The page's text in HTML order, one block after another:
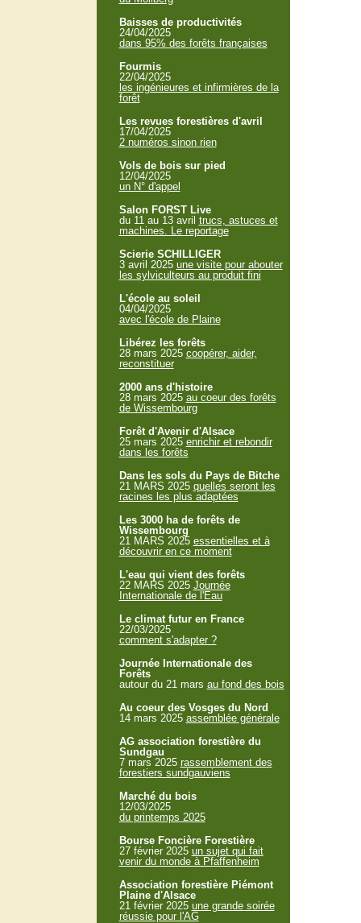
Baisses de productivités
24/04/2025
dans 95% des forêts françaises
Fourmis
22/04/2025
les ingénieures et infirmières de la
forêt
Les revues forestières d'avril
17/04/2025
2 numéros sinon rien
Vols de bois sur pied
12/04/2025
un N° d'appel
Salon FORST Live
du 11 au 13 avril trucs, astuces et
machines. Le reportage
Scierie SCHILLIGER
3 avril 2025 une visite pour abouter
les sylviculteurs au produit fini
L'école au soleil
04/04/2025
avec l'école de Plaine
Libérez les forêts
28 mars 2025 coopérer, aider,
reconstituer
2000 ans d'histoire
28 mars 2025 au coeur des forêts
de Wissembourg
Forêt d'Avenir d'Alsace
25 mars 2025 enrichir et rebondir
dans les forêts
Dans les sols du Pays de Bitche
21 MARS 2025 quelles seront les
racines les plus adaptées
Les 3000 ha de forêts de
Wissembourg
21 MARS 2025 essentielles et à
découvrir en ce moment
L'eau qui vient des forêts
22 MARS 2025 Journée
Internationale de l'Eau
Le climat futur en France
22/03/2025
comment s'adapter ?
Journée Internationale des
Forêts
autour du 21 mars au fond des bois
Au coeur des Vosges du Nord
14 mars 2025 assemblée générale
AG association forestière du
Sundgau
7 mars 2025 rassemblement des
forestiers sundgauviens
Marché du bois
12/03/2025
du printemps 2025
Bourse Foncière Forestière
27 février 2025 un sujet qui fait
venir du monde à Pfaffenheim
Association forestière Piémont
Plaine d'Alsace
21 février 2025 une grande soirée
réussie pour l'AG